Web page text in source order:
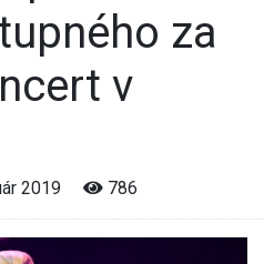
za
v
2019 786